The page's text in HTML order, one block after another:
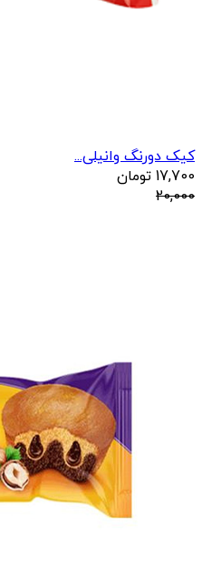
کیک دورنگ وانیلی...
17,700 تومان
20,000